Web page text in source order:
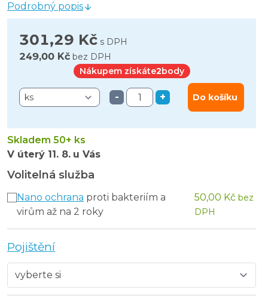
Podrobný popis
301,29 Kč s DPH
249,00 Kč bez DPH
Nákupem získáte2body
- + Do košíku
Skladem 50+ ks
V úterý 11. 8. u Vás
Volitelná služba
Nano ochrana proti bakteriím a
virům až na 2 roky
50,00 Kč bez
DPH
Pojištění